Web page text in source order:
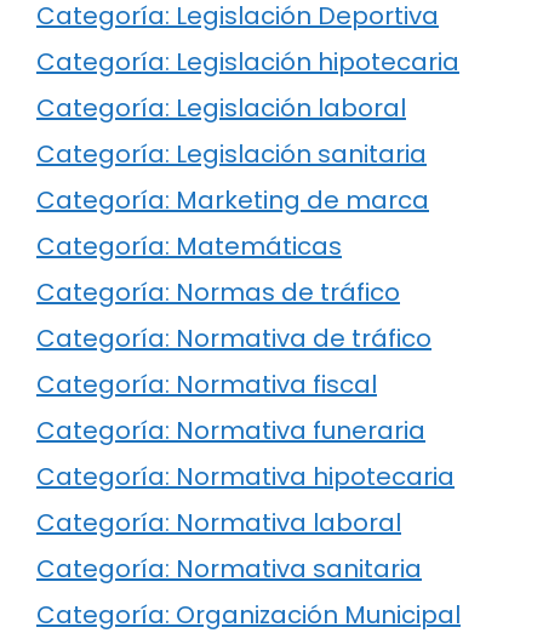
Categoría: Legislación Deportiva
Categoría: Legislación hipotecaria
Categoría: Legislación laboral
Categoría: Legislación sanitaria
Categoría: Marketing de marca
Categoría: Matemáticas
Categoría: Normas de tráfico
Categoría: Normativa de tráfico
Categoría: Normativa fiscal
Categoría: Normativa funeraria
Categoría: Normativa hipotecaria
Categoría: Normativa laboral
Categoría: Normativa sanitaria
Categoría: Organización Municipal